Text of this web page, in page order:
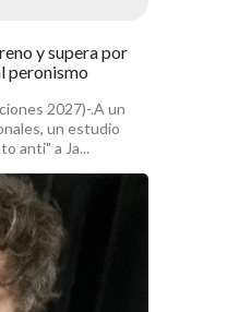
y supera por
peronismo
2027)-.A un
un estudio
anti" a Ja...